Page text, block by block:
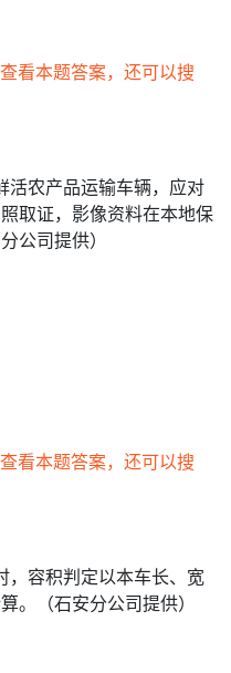
看本题答案，还可以搜
活农产品运输车辆，应对
取证，影像资料在本地保
公司提供）
看本题答案，还可以搜
，容积判定以本车长、宽
。（石安分公司提供）